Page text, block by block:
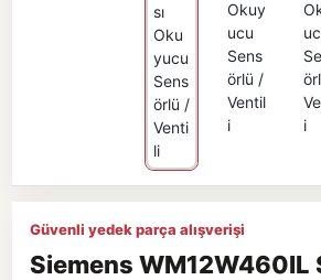
Güvenli yedek parça alışverişi
Siemens WM12W460IL